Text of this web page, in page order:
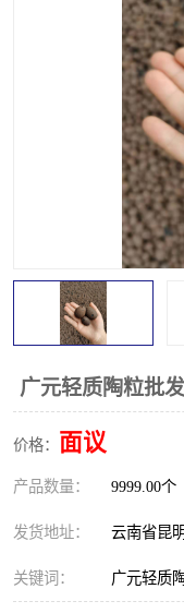
广元轻质陶粒批
价格： 面议
产品数量： 9999.00个
发货地址： 云南省昆
关键词： 广元轻质